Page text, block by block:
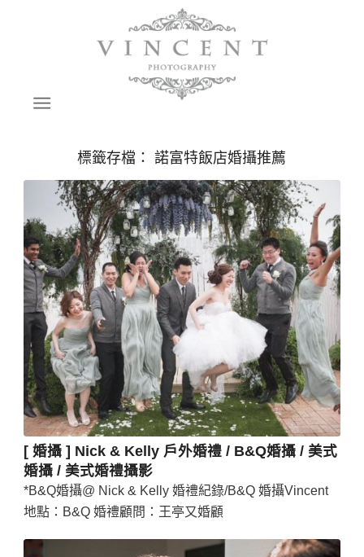
標籤存檔：諾富特飯店婚攝推薦
[ 婚攝 ] Nick & Kelly 戶外婚禮 / B&Q婚攝 / 美式
婚攝 / 美式婚禮攝影
*B&Q婚攝@ Nick & Kelly 婚禮紀錄/B&Q 婚攝Vincent
地點：B&Q 婚禮顧問：王亭又婚顧